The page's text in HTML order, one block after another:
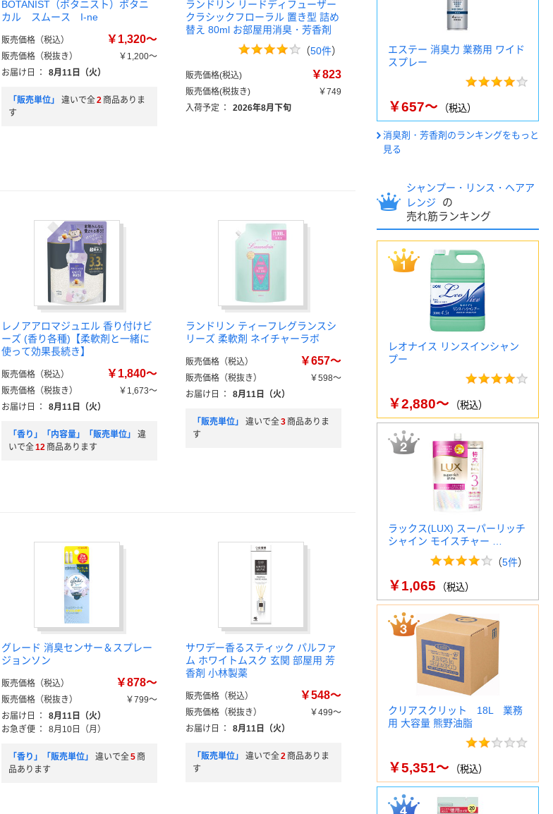
BOTANIST（ボタニスト）ボタニ
カル スムース I-ne
販売価格（税込） ￥1,320～
販売価格（税抜き）
￥1,200～
お届け日
： 8月11日（火）
「販売単位」 違いで全2 商品ありま
す
ランドリン リードディフューザー
クラシックフローラル 置き型 詰め
替え 80ml お部屋用消臭・芳香剤
（50件）
販売価格(税込) ￥823
販売価格(税抜き)
￥749
入荷予定 ： 2026年8月下旬
レノアアロマジュエル 香り付けビ
ーズ (香り各種)【柔軟剤と一緒に
使って効果長続き】
販売価格（税込） ￥1,840～
販売価格（税抜き）
￥1,673～
お届け日
： 8月11日（火）
「香り」「内容量」「販売単位」
違
いで全12 商品あります
ランドリン ティーフレグランスシ
リーズ 柔軟剤 ネイチャーラボ
販売価格（税込） ￥657～
販売価格（税抜き）
￥598～
お届け日
： 8月11日（火）
「販売単位」 違いで全3 商品ありま
す
グレード 消臭センサー＆スプレー
ジョンソン
販売価格（税込） ￥878～
販売価格（税抜き）
￥799～
お届け日
：
8月11日（火）
お急ぎ便 ： 8月10日（月）
「香り」「販売単位」 違いで全5 商
品あります
サワデー香るスティック パルファ
ム ホワイトムスク 玄関 部屋用 芳
香剤 小林製薬
販売価格（税込） ￥548～
販売価格（税抜き）
￥499～
お届け日
： 8月11日（火）
「販売単位」 違いで全2 商品ありま
す
エステー 消臭力 業務用 ワイド
スプレー
￥657～ （税込）
消臭剤・芳香剤のランキングをもっと
見る
シャンプー・リンス・ヘアア
レンジ
の
売れ筋ランキング
レオナイス リンスインシャン
プー
￥2,880～ （税込）
ラックス(LUX) スーパーリッチ
シャイン モイスチャー …
（5件）
￥1,065 （税込）
クリアスクリット 18L 業務
用 大容量 熊野油脂
￥5,351～ （税込）